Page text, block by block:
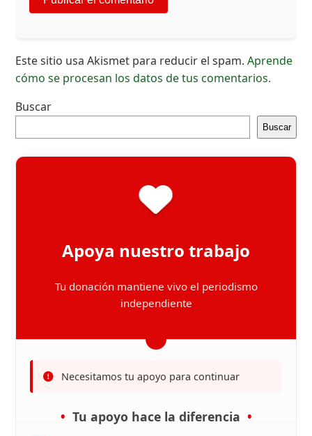
Este sitio usa Akismet para reducir el spam.Aprende
cómo se procesan los datos de tus comentarios.
Buscar
Buscar
Apoya nuestro trabajo
Tu donación mantiene vivo el periodismo
independiente
Necesitamos tu apoyo para continuar
Tu apoyo hace la diferencia